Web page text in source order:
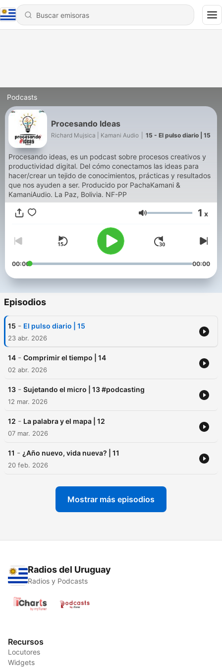
Podcasts
Procesando Ideas
Richard Mujsica | Kamani Audio 15 - El pulso diario | 15
Procesando ideas, es un podcast sobre procesos creativos y
productividad digital. Del cómo conectamos las ideas para
hacer/crear un tejido de conocimientos, prácticas y resultados
que nos ayuden a ser. Producido por PachaKamani &
KamaniAudio. La Paz, Bolivia. NF-PP
Volumen 1 x
00:00 00:00
Episodios
15 - El pulso diario | 15
23 abr. 2026
14 - Comprimir el tiempo | 14
02 abr. 2026
13 - Sujetando el micro | 13 #podcasting
12 mar. 2026
12 - La palabra y el mapa | 12
07 mar. 2026
11 - ¿Año nuevo, vida nueva? | 11
20 feb. 2026
Mostrar más episodios
Radios del Uruguay
Radios y Podcasts
Recursos
Locutores
Widgets